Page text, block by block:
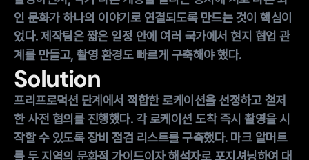
인 문화가 하나의 이야기로 연결되도록 만드는 것이 핵심이
었다. 제작팀은 짧은 일정 안에 여러 국가에서 현지 협업 관
계를 만들고, 촬영 환경도 빠르게 구축해야 했다.
Solution
프리프로덕션 단계에서 적합한 로케이션을 선정하고 철저
한 사전 협의를 진행했다. 각 로케이션 도착 즉시 촬영을 시
작할 수 있도록 장비 점검 리스트를 구축했다. 마크 알머트
를 두 지역의 문화적 가이드이자 해석자로 포지셔닝하여 대